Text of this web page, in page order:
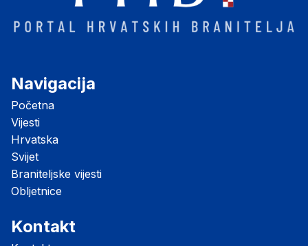
Navigacija
Početna
Vijesti
Hrvatska
Svijet
Braniteljske vijesti
Obljetnice
Kontakt